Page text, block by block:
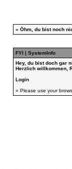
» Öhm, du bist noch
FYI | SystemInfo
Hey, du bist doch gar
Herzlich willkommen,
Login
» Please use your